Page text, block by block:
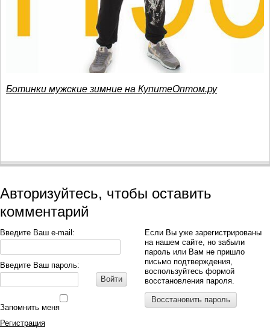
Ботинки мужские зимние на КупитеОптом.ру
Авторизуйтесь, чтобы оставить
комментарий
Введите Ваш e-mail:
Введите Ваш пароль:
Войти
Запомнить меня
Регистрация
Если Вы уже зарегистрированы
на нашем сайте, но забыли
пароль или Вам не пришло
письмо подтверждения,
воспользуйтесь формой
восстановления пароля.
Восстановить пароль